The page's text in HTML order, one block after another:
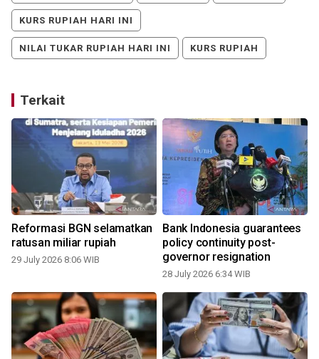
KURS RUPIAH HARI INI
NILAI TUKAR RUPIAH HARI INI KURS RUPIAH
Terkait
Reformasi BGN selamatkan
ratusan miliar rupiah
29 July 2026 8:06 WIB
Bank Indonesia guarantees
policy continuity post-
governor resignation
28 July 2026 6:34 WIB